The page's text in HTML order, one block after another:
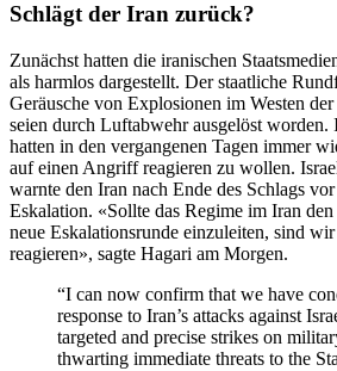
Schlägt der Iran zurück?
Zunächst hatten die iranischen
als harmlos dargestellt. Der staatliche
Geräusche von Explosionen im Westen
seien durch Luftabwehr ausgelöst worden.
hatten in den vergangenen Tagen immer
auf einen Angriff reagieren zu wollen.
warnte den Iran nach Ende des Schlags
Eskalation. «Sollte das Regime im Iran
neue Eskalationsrunde einzuleiten, sind
reagieren», sagte Hagari am Morgen.
“I can now confirm that we have
response to Iran’s attacks against
targeted and precise strikes on
thwarting immediate threats to the